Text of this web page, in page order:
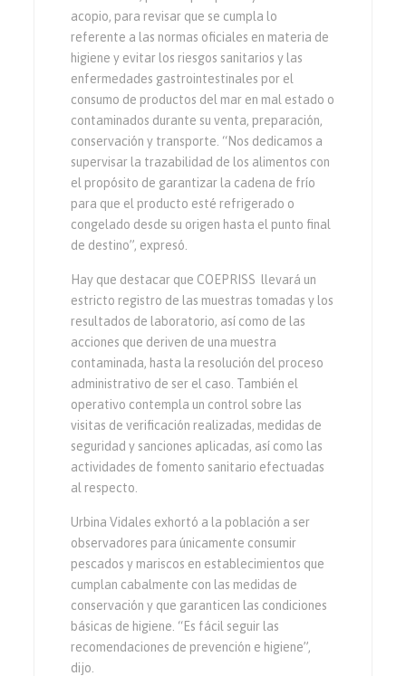
acopio, para revisar que se cumpla lo
referente a las normas oficiales en materia de
higiene y evitar los riesgos sanitarios y las
enfermedades gastrointestinales por el
consumo de productos del mar en mal estado o
contaminados durante su venta, preparación,
conservación y transporte. “Nos dedicamos a
supervisar la trazabilidad de los alimentos con
el propósito de garantizar la cadena de frío
para que el producto esté refrigerado o
congelado desde su origen hasta el punto final
de destino”, expresó.
Hay que destacar que COEPRISS llevará un
estricto registro de las muestras tomadas y los
resultados de laboratorio, así como de las
acciones que deriven de una muestra
contaminada, hasta la resolución del proceso
administrativo de ser el caso. También el
operativo contempla un control sobre las
visitas de verificación realizadas, medidas de
seguridad y sanciones aplicadas, así como las
actividades de fomento sanitario efectuadas
al respecto.
Urbina Vidales exhortó a la población a ser
observadores para únicamente consumir
pescados y mariscos en establecimientos que
cumplan cabalmente con las medidas de
conservación y que garanticen las condiciones
básicas de higiene. “Es fácil seguir las
recomendaciones de prevención e higiene”,
dijo.